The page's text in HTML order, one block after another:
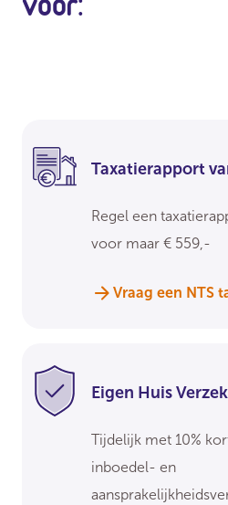
Taxatierapport
Regel een
voor maar € 559,-
Vraag een NTS
Eigen Huis
Tijdelijk met 10%
inboedel- en